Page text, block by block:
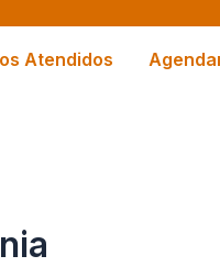
Atendidos